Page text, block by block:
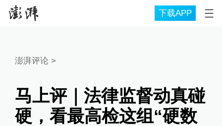
下载APP
澎湃评论 >
马上评｜法律监督动真碰
硬，看最高检这组“硬数